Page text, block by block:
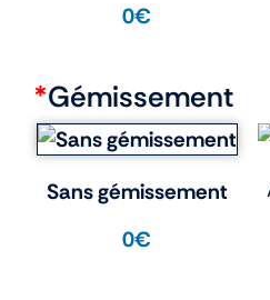
0€
*Gémissement
Sans gémissement
0€